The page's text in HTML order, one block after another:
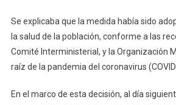
Se explicaba que la medida había sido
la salud de la población, conforme a las
Comité Interministerial, y la Organización
raíz de la pandemia del coronavirus
En el marco de esta decisión, al día